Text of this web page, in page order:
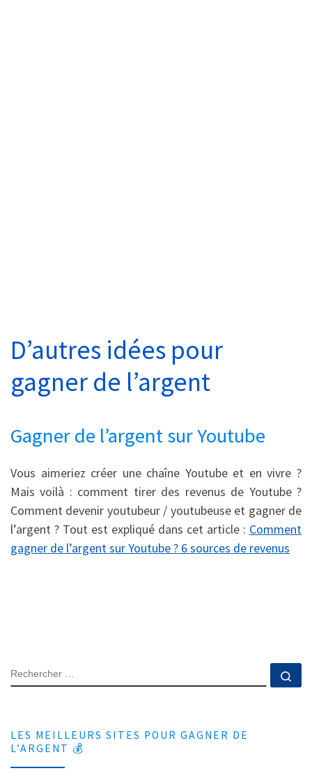
D’autres idées pour
gagner de l’argent
Gagner de l’argent sur Youtube
Vous aimeriez créer une chaîne Youtube et en vivre ?
Mais voilà : comment tirer des revenus de Youtube ?
Comment devenir youtubeur / youtubeuse et gagner de
l’argent ? Tout est expliqué dans cet article : Comment
gagner de l’argent sur Youtube ? 6 sources de revenus
SEARCH
LES MEILLEURS SITES POUR GAGNER DE
L’ARGENT 💰